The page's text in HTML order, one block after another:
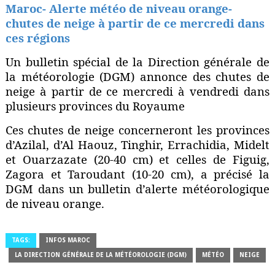
Maroc- Alerte météo de niveau orange-
chutes de neige à partir de ce mercredi dans
ces régions
Un bulletin spécial de la Direction générale de
la météorologie (DGM) annonce des chutes de
neige à partir de ce mercredi à vendredi dans
plusieurs provinces du Royaume
Ces chutes de neige concerneront les provinces
d’Azilal, d’Al Haouz, Tinghir, Errachidia, Midelt
et Ouarzazate (20-40 cm) et celles de Figuig,
Zagora et Taroudant (10-20 cm), a précisé la
DGM dans un bulletin d’alerte météorologique
de niveau orange.
TAGS: INFOS MAROC
LA DIRECTION GÉNÉRALE DE LA MÉTÉOROLOGIE (DGM) MÉTÉO NEIGE